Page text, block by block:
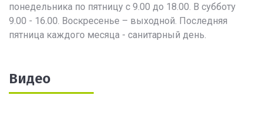
понедельника по пятницу с 9.00 до 18.00. В субботу
9.00 - 16.00. Воскресенье – выходной. Последняя
пятница каждого месяца - санитарный день.
Видео